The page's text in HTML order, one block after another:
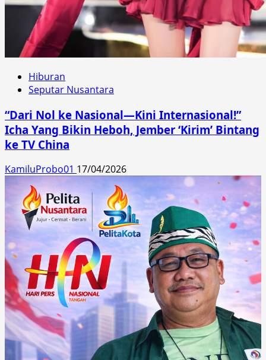
Hiburan
Seputar Nusantara
“Dari Nol ke Nasional—Kini Internasional!”
Icha Yang Bikin Heboh, Jember ‘Kirim’ Bintang
ke TV China
KamiluProbo01 17/04/2026